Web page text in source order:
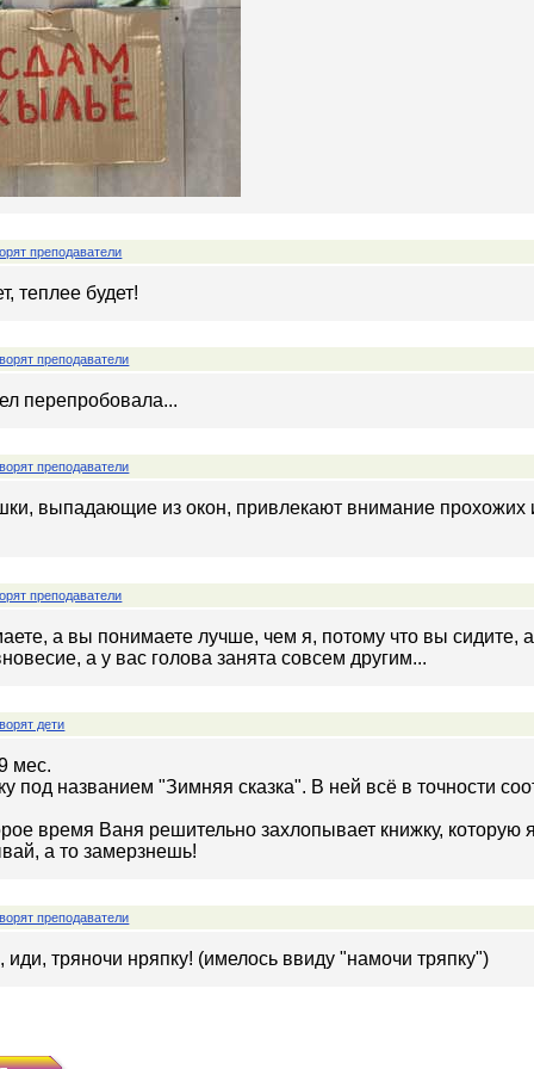
преподаватели
теплее будет!
преподаватели
перепробовала...
преподаватели
выпадающие из окон, привлекают внимание прохожих
преподаватели
а вы понимаете лучше, чем я, потому что вы сидите,
а у вас голова занята совсем другим...
дети
мес.
под названием "Зимняя сказка". В ней всё в точности
время Ваня решительно захлопывает книжку, которую
а то замерзнешь!
преподаватели
иди, тряночи нряпку! (имелось ввиду "намочи тряпку")